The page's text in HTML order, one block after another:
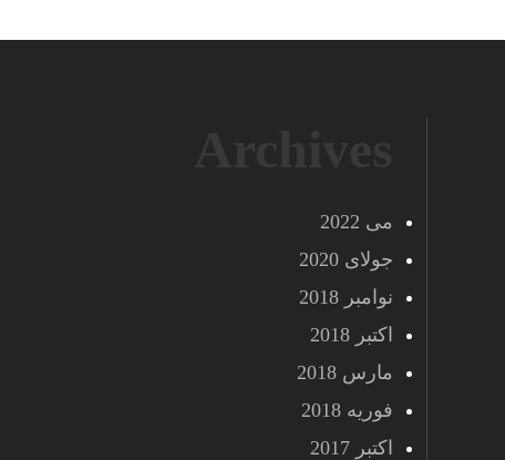
می 2022
جولای 2020
نوامبر 2018
اکتبر 2018
مارس 2018
فوریه 2018
اکتبر 2017